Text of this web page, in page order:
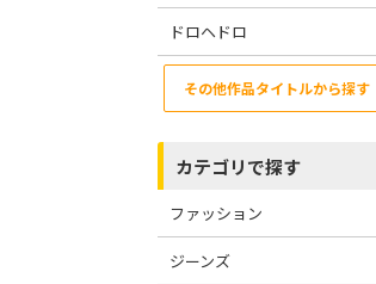
ドロヘドロ
その他作品タイトルから探す
カテゴリで探す
ファッション
ジーンズ